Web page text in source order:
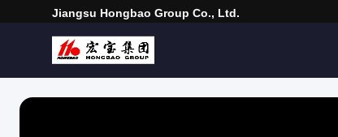
Jiangsu Hongbao Group Co., Ltd.